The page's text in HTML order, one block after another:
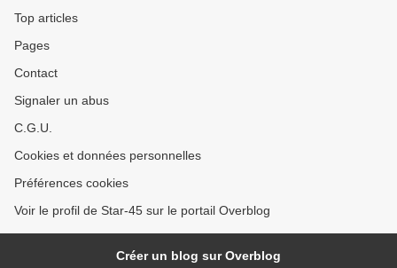
Top articles
Pages
Contact
Signaler un abus
C.G.U.
Cookies et données personnelles
Préférences cookies
Voir le profil de Star-45 sur le portail Overblog
Créer un blog sur Overblog